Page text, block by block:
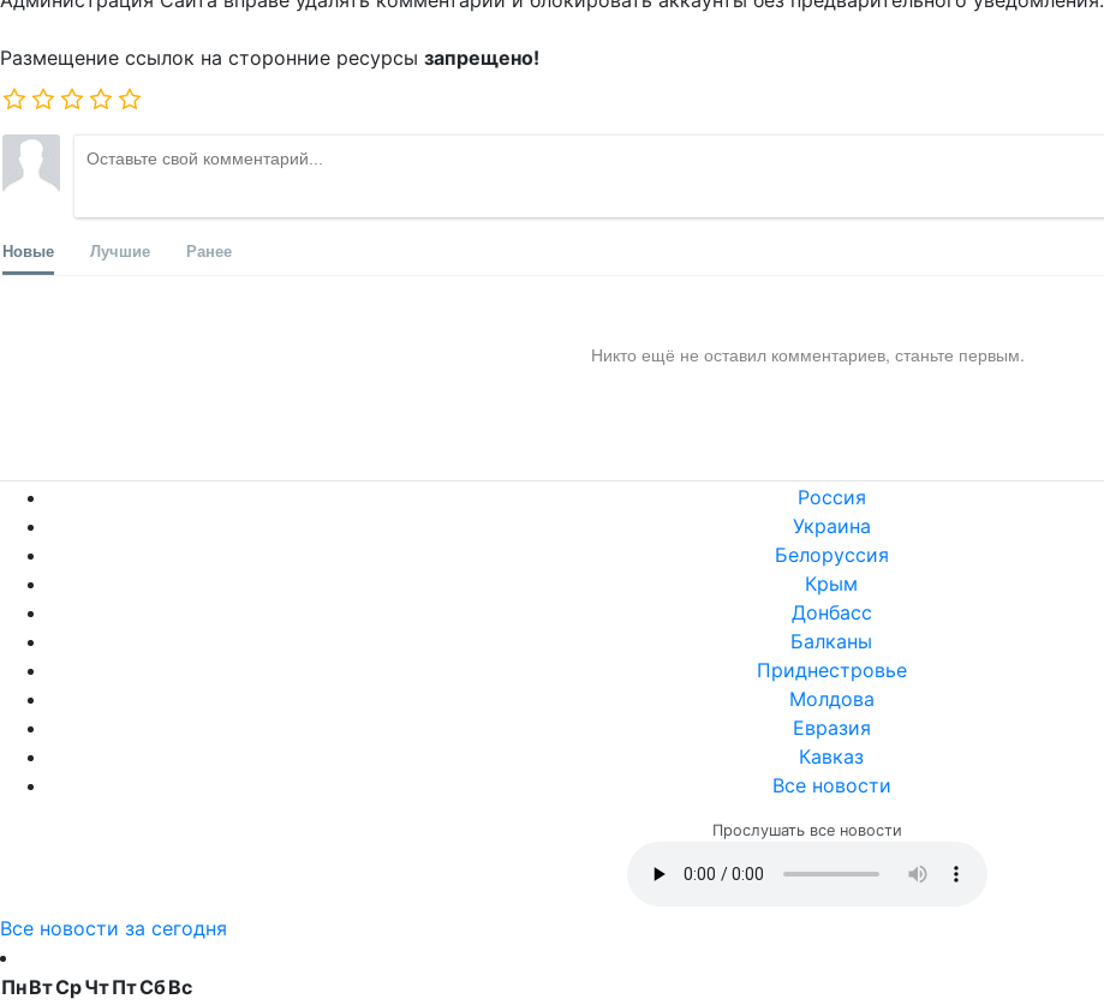
Размещение ссылок на сторонние ресурсы запрещено!
Новые Лучшие Ранее
Никто ещё не оставил комментариев, станьте первым.
Россия
Украина
Белоруссия
Крым
Донбасс
Балканы
Приднестровье
Молдова
Евразия
Кавказ
Все новости
Прослушать все новости
Все новости за сегодня
ПнВтСрЧтПтСбВс